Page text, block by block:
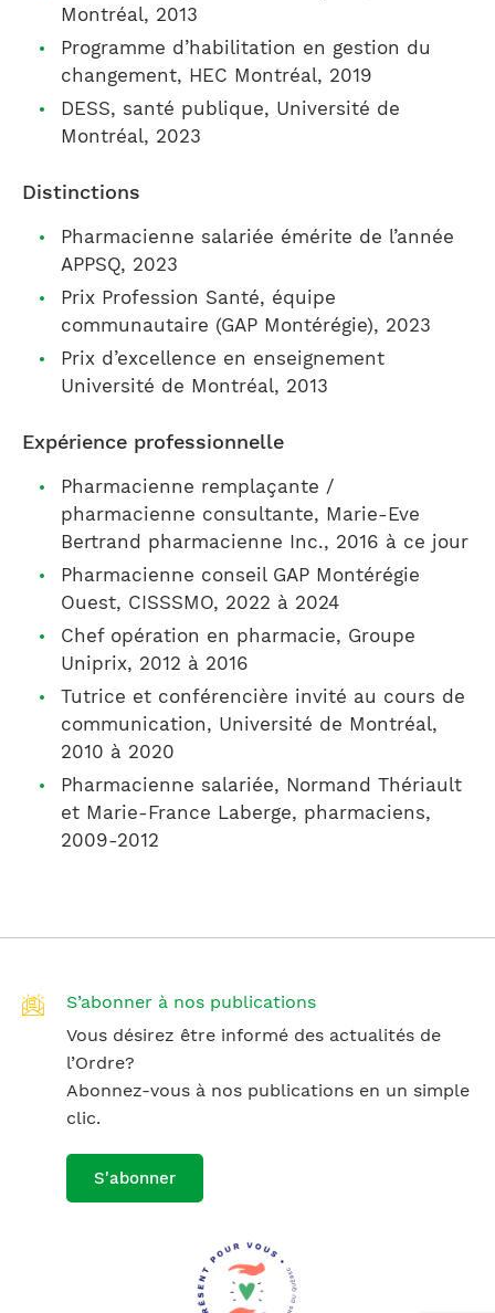
Montréal, 2013
Programme d’habilitation en gestion du
changement, HEC Montréal, 2019
DESS, santé publique, Université de
Montréal, 2023
Distinctions
Pharmacienne salariée émérite de l’année
APPSQ, 2023
Prix Profession Santé, équipe
communautaire (GAP Montérégie), 2023
Prix d’excellence en enseignement
Université de Montréal, 2013
Expérience professionnelle
Pharmacienne remplaçante /
pharmacienne consultante, Marie-Eve
Bertrand pharmacienne Inc., 2016 à ce jour
Pharmacienne conseil GAP Montérégie
Ouest, CISSSMO, 2022 à 2024
Chef opération en pharmacie, Groupe
Uniprix, 2012 à 2016
Tutrice et conférencière invité au cours de
communication, Université de Montréal,
2010 à 2020
Pharmacienne salariée, Normand Thériault
et Marie-France Laberge, pharmaciens,
2009-2012
S’abonner à nos publications
Vous désirez être informé des actualités de
l’Ordre?
Abonnez-vous à nos publications en un simple
clic.
S'abonner